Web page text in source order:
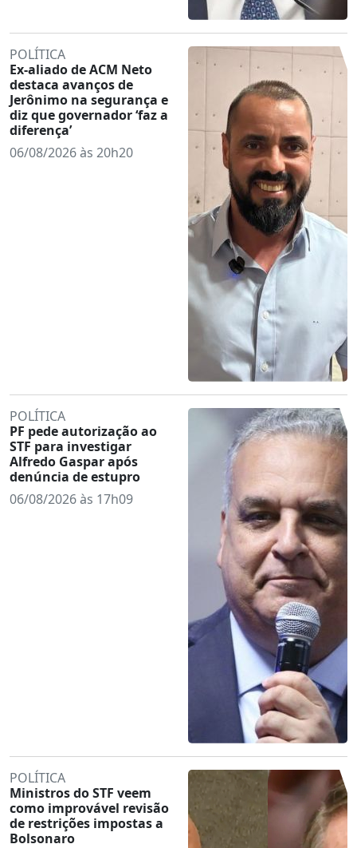
POLÍTICA
Ex-aliado de ACM Neto
destaca avanços de
Jerônimo na segurança e
diz que governador ‘faz a
diferença’
06/08/2026 às 20h20
POLÍTICA
PF pede autorização ao
STF para investigar
Alfredo Gaspar após
denúncia de estupro
06/08/2026 às 17h09
POLÍTICA
Ministros do STF veem
como improvável revisão
de restrições impostas a
Bolsonaro